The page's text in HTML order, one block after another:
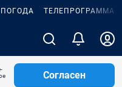
ПОГОДА ТЕЛЕПРОГРАММА
Согласен